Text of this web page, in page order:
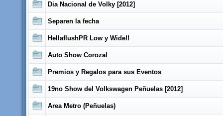
Dia Nacional de Volky [2012]
Separen la fecha
HellaflushPR Low y Wide!!
Auto Show Corozal
Premios y Regalos para sus Eventos
19no Show del Volkswagen Peñuelas [2012]
Area Metro (Peñuelas)